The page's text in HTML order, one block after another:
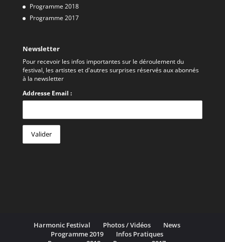
Programme 2018
Programme 2017
Newsletter
Pour recevoir les infos importantes sur le déroulement du
festival, les artistes et d'autres surprises réservés aux abonnés
à la newsletter
Addresse Email :
Harmonic Festival Photos / Vidéos
News
Programme 2019
Infos Pratiques